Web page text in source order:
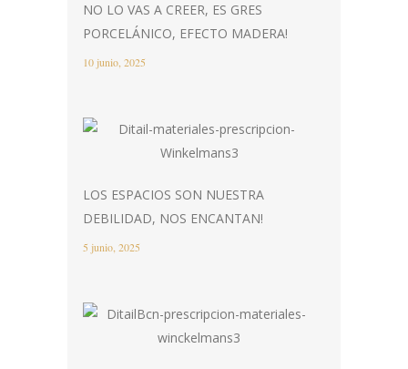
NO LO VAS A CREER, ES GRES
PORCELÁNICO, EFECTO MADERA!
10 junio, 2025
LOS ESPACIOS SON NUESTRA
DEBILIDAD, NOS ENCANTAN!
5 junio, 2025